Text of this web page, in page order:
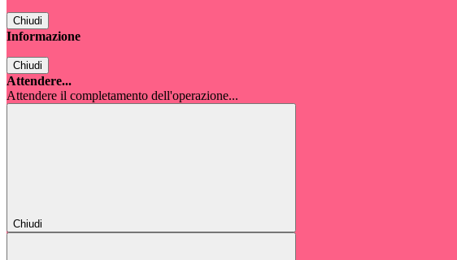
Chiudi
Informazione
Chiudi
Attendere...
Attendere il completamento dell'operazione...
Chiudi